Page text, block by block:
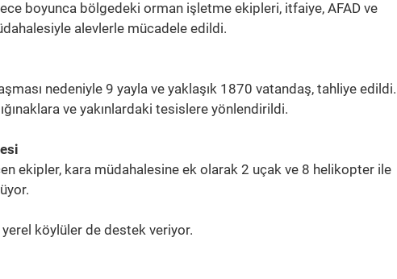
boyunca bölgedeki orman işletme ekipleri, itfaiye, AFAD ve
alevlerle mücadele edildi.
nedeniyle 9 yayla ve yaklaşık 1870 vatandaş, tahliye edildi.
ve yakınlardaki tesislere yönlendirildi.
ekipler, kara müdahalesine ek olarak 2 uçak ve 8 helikopter ile
köylüler de destek veriyor.